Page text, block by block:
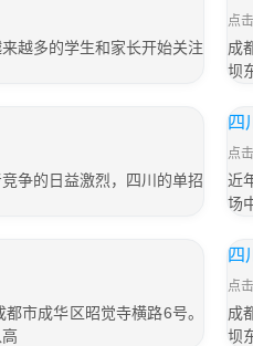
越多的学生和家长开始关注
点
成
坝
争的日益激烈，四川的单招
四
点
近
场
市成华区昭觉寺横路6号。
四
点
成
坝